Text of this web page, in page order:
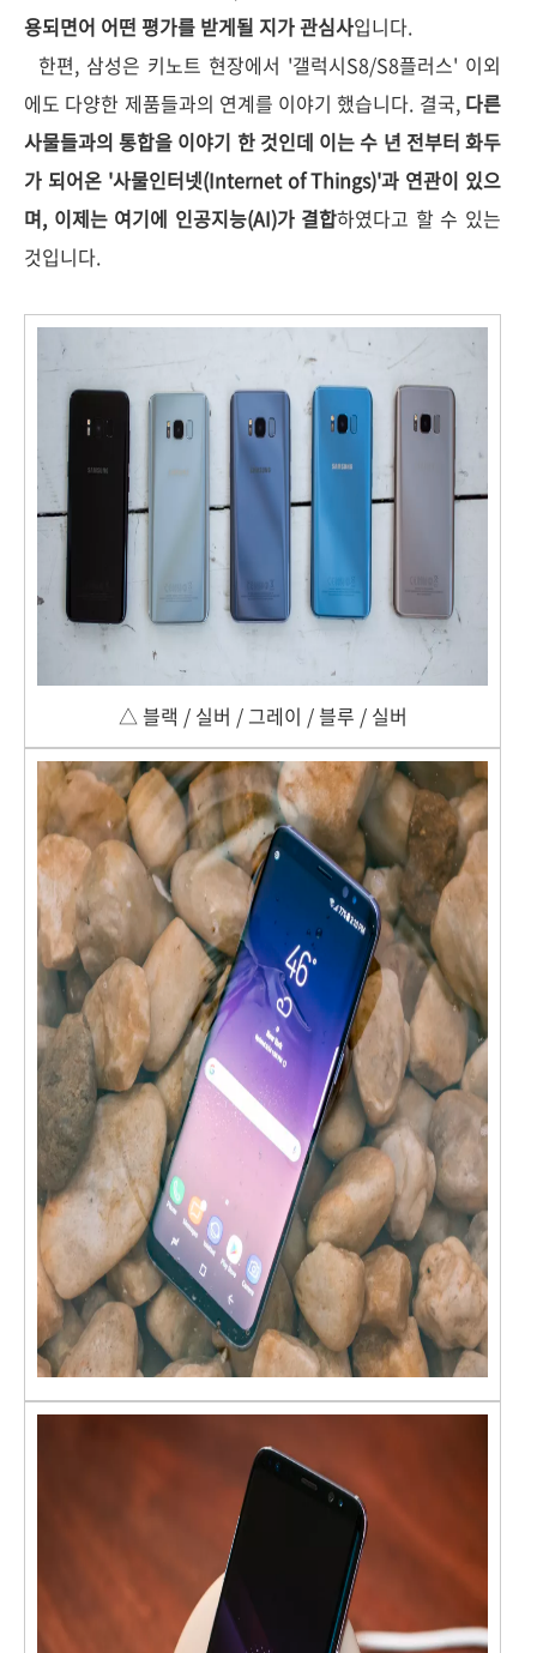
용되면어 어떤 평가를 받게될 지가 관심사입니다.
한편, 삼성은 키노트 현장에서 '갤럭시S8/S8플러스' 이외
에도 다양한 제품들과의 연계를 이야기 했습니다. 결국, 다른
사물들과의 통합을 이야기 한 것인데 이는 수 년 전부터 화두
가 되어온 '사물인터넷(Internet of Things)'과 연관이 있으
며, 이제는 여기에 인공지능(AI)가 결합하였다고 할 수 있는
것입니다.
△ 블랙 / 실버 / 그레이 / 블루 / 실버